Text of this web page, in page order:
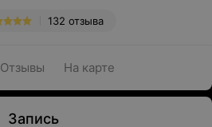
132 отзыва
Отзывы На карте
Запись